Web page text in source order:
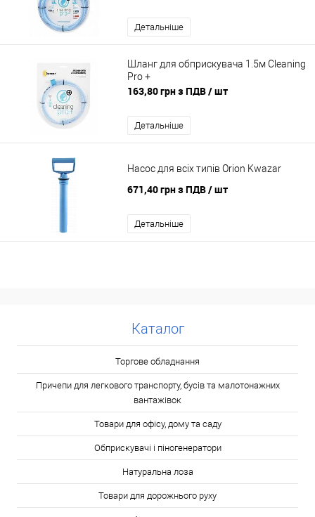
Детальніше
Шланг для обприскувача 1.5м Cleaning
Pro +
163,80 грн з ПДВ/ шт
Детальніше
Насос для всіх типів Orion Kwazar
671,40 грн з ПДВ/ шт
Детальніше
Каталог
Торгове обладнання
Причепи для легкового транспорту, бусів та малотонажних
вантажівок
Товари для офісу, дому та саду
Обприскувачі і піногенератори
Натуральна лоза
Товари для дорожнього руху